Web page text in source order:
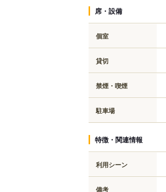
席・設備
個室
貸切
禁煙・喫煙
駐車場
特徴・関連情報
利用シーン
備考